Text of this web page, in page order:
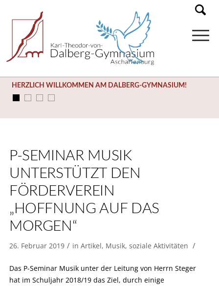
HERZLICH WILLKOMMEN AM DALBERG-GYMNASIUM!
P-SEMINAR MUSIK
UNTERSTÜTZT DEN
FÖRDERVEREIN
„HOFFNUNG AUF DAS
MORGEN“
26. Februar 2019 / in Artikel, Musik, soziale Aktivitäten /
Das P-Seminar Musik unter der Leitung von Herrn Steger
hat im Schuljahr 2018/19 das Ziel, durch einige